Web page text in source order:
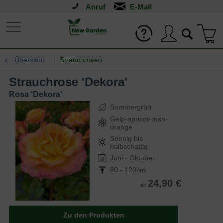
Anruf
Übersicht Strauchrosen
Strauchrose 'Dekora'
Rosa 'Dekora'
Sommergrün
Gelp-apricot-rosa-
orange
Sonnig bis
halbschattig
Juni - Oktober
80 - 120cm
ab 24,90 €
Zu den Produkten